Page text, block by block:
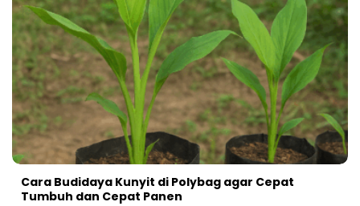
Cara Budidaya Kunyit di Polybag agar Cepat
Tumbuh dan Cepat Panen